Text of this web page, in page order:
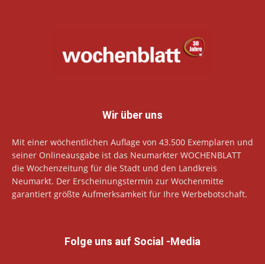
Wir über uns
Mit einer wöchentlichen Auflage von 43.500 Exemplaren und
seiner Onlineausgabe ist das Neumarkter WOCHENBLATT
die Wochenzeitung für die Stadt und den Landkreis
Neumarkt. Der Erscheinungstermin zur Wochenmitte
garantiert größte Aufmerksamkeit für Ihre Werbebotschaft.
Folge uns auf Social -Media